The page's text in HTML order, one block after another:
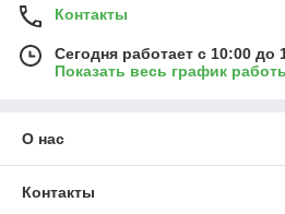
Контакты
Сегодня работает с 10:00 до
Показать весь график
О нас
Контакты